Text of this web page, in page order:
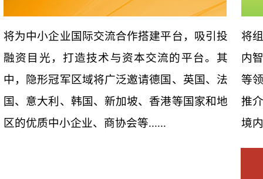
将为中小企业国际交流合作搭建平台，吸引投
融资目光，打造技术与资本交流的平台。其
中，隐形冠军区域将广泛邀请德国、英国、法
国、意大利、韩国、新加坡、香港等国家和地
区的优质中小企业、商协会等......
将
内
等
推
境